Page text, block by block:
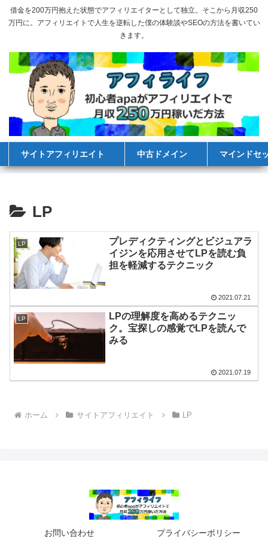
借金を200万円抱えた状態でアフィリエイターとして独立。そこから月収250
万円に。アフィリエイトで人生を逆転した僕の体験談やSEOの方法を書いてい
きます。
サイトアフィリエイト 中古ドメイン マインドセ
LP
LP
プレディクティングとビジュアラ
イジンを応用させてLPを読む負
担を軽減するテクニック
2021.07.21
LP
LPの理解度を高めるテクニッ
ク。宝探しの感覚でLPを読んで
みる
2021.07.19
ホーム サイトアフィリエイト LP
お問い合わせ プライバシーポリシー